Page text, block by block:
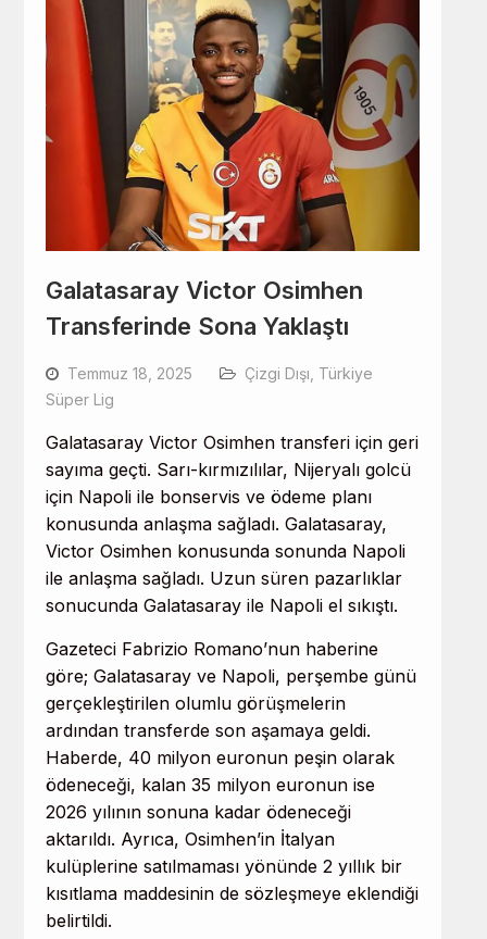
Galatasaray Victor Osimhen
Transferinde Sona Yaklaştı
Temmuz 18, 2025 Çizgi Dışı Türkiye
Süper Lig
Galatasaray Victor Osimhen transferi için geri
sayıma geçti. Sarı-kırmızılılar, Nijeryalı golcü
için Napoli ile bonservis ve ödeme planı
konusunda anlaşma sağladı. Galatasaray,
Victor Osimhen konusunda sonunda Napoli
ile anlaşma sağladı. Uzun süren pazarlıklar
sonucunda Galatasaray ile Napoli el sıkıştı.
Gazeteci Fabrizio Romano’nun haberine
göre; Galatasaray ve Napoli, perşembe günü
gerçekleştirilen olumlu görüşmelerin
ardından transferde son aşamaya geldi.
Haberde, 40 milyon euronun peşin olarak
ödeneceği, kalan 35 milyon euronun ise
2026 yılının sonuna kadar ödeneceği
aktarıldı. Ayrıca, Osimhen’in İtalyan
kulüplerine satılmaması yönünde 2 yıllık bir
kısıtlama maddesinin de sözleşmeye eklendiği
belirtildi.